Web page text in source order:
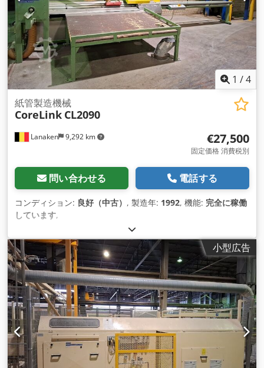
1 /4
Lanaken 9,292 km
紙管製造機械
CoreLink CL2090
€27,500
固定価格 消費税別
問い合わせる 電話する
コンディション: 良好（中古） , 製造年: 1992, 機能: 完全に稼働
しています,
小型広告